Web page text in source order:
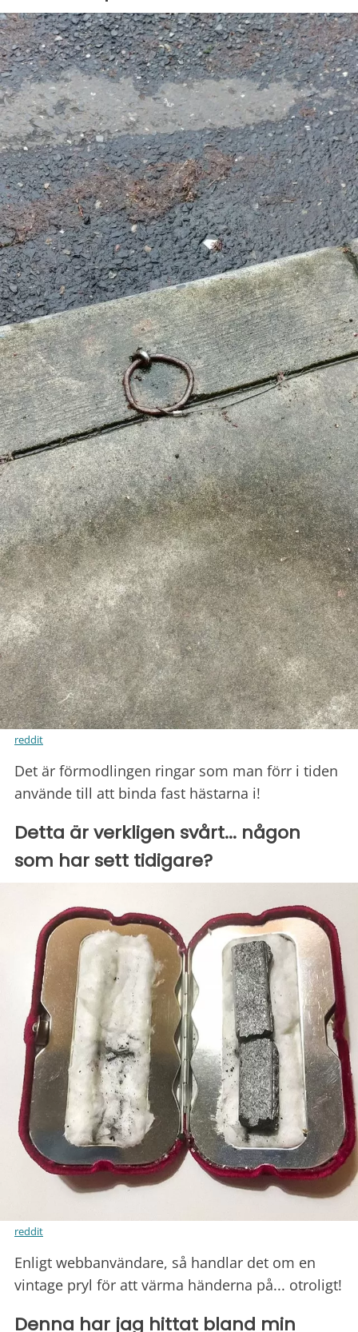
reddit
Det är förmodlingen ringar som man förr i tiden
använde till att binda fast hästarna i!
Detta är verkligen svårt... någon
som har sett tidigare?
reddit
Enligt webbanvändare, så handlar det om en
vintage pryl för att värma händerna på... otroligt!
Denna har jag hittat bland min